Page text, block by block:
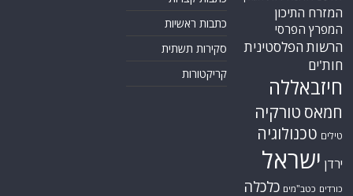
אודות
אתר החדשות נציב.נט מבצע איסוף ועיבוד של מידע ממקורות המודיעין הגלוי
(רשתות חברתיות, עיתונות, עדויות מקומיות ועוד) על מנת להביא את תמונת
המצב המקיפה והמדויקת ביותר של השטח.